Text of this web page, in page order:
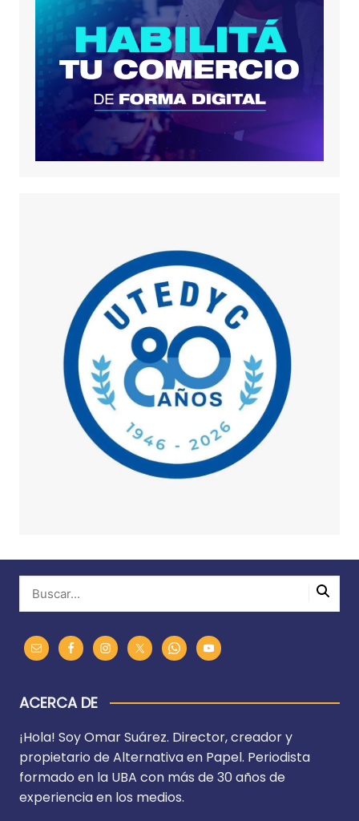
ACERCA DE
¡Hola! Soy Omar Suárez. Director, creador y
propietario de Alternativa en Papel. Periodista
formado en la UBA con más de 30 años de
experiencia en los medios.